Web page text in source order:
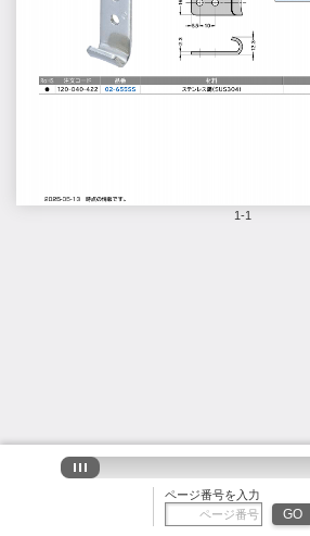
1-1
ページ番号を入力
GO